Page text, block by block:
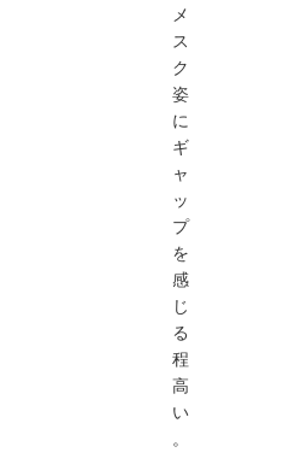
メ
ス
ク
姿
に
ギ
ャ
ッ
プ
を
感
じ
る
程
高
い
。